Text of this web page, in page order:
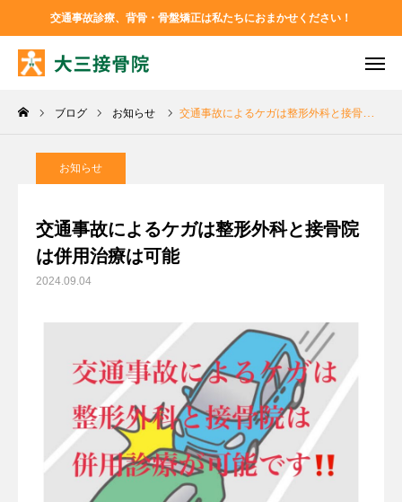
交通事故診療、背骨・骨盤矯正は私たちにおまかせください！
ブログ お知らせ 交通事故によるケガは整形外科と接骨院は併用治療は可能
お知らせ
交通事故によるケガは整形外科と接骨院
は併用治療は可能
2024.09.04
TEL
アクセス Instagram
Facebook
診療メニュー